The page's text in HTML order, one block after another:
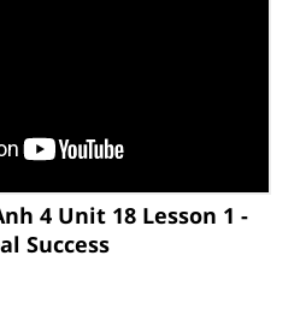
4 Unit 18 Lesson 1 -
Success